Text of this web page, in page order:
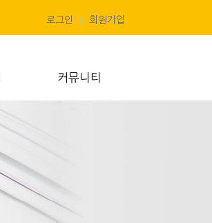
로그인 회원가입
커뮤니티